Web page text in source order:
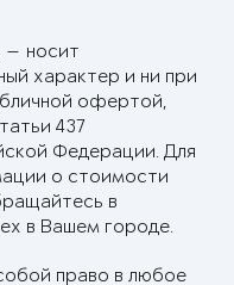
— носит
характер и ни при
офертой,
437
Федерации. Для
о стоимости
в
в Вашем городе.
право в любое